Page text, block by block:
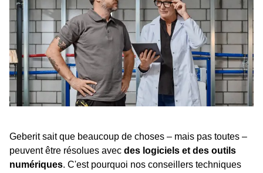
Geberit sait que beaucoup de choses – mais pas toutes –
peuvent être résolues avec des logiciels et des outils
numériques. C'est pourquoi nos conseillers techniques